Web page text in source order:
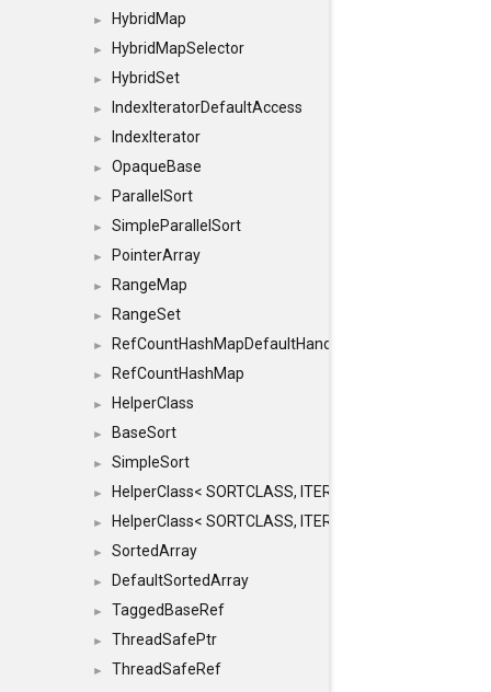
► HybridMap
► HybridMapSelector
► HybridSet
► IndexIteratorDefaultAccess
► IndexIterator
► OpaqueBase
► ParallelSort
► SimpleParallelSort
► PointerArray
► RangeMap
► RangeSet
► RefCountHashMapDefaultHandler
► RefCountHashMap
► HelperClass
► BaseSort
► SimpleSort
► HelperClass< SORTCLASS, ITERATOR, CONTENT,
► HelperClass< SORTCLASS, ITERATOR, CONTENT,
► SortedArray
► DefaultSortedArray
► TaggedBaseRef
► ThreadSafePtr
►
ThreadSafeRef